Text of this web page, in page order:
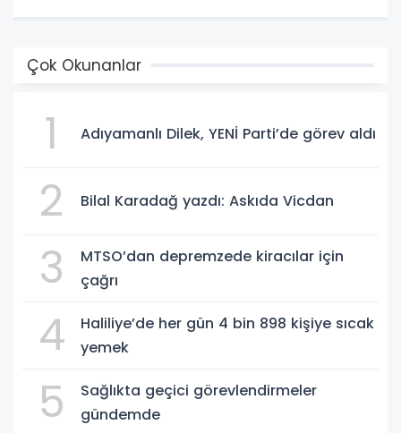
Çok Okunanlar
1 Adıyamanlı Dilek, YENİ Parti’de görev aldı
2 Bilal Karadağ yazdı: Askıda Vicdan
3
MTSO’dan depremzede kiracılar için
çağrı
4
Haliliye’de her gün 4 bin 898 kişiye sıcak
yemek
5
Sağlıkta geçici görevlendirmeler
gündemde